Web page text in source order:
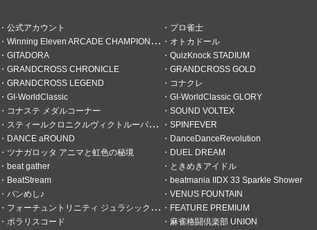
ぞ。怖くないよ
ゲ。
公式アカウント
プロ雀士
Winning Eleven ARCADE CHAMPIONSHIP
オトカドール
GITADORA
QuizKnock STADIUM
GRANDCROSS CHRONICLE
GRANDCROSS GOLD
GRANDCROSS LEGEND
コナクレ
GI-WorldClassic
GI-WorldClassic GLORY
コナステ メダルコーナー
SOUND VOLTEX
スティールクロニクルヴィクトルーパーズ
SPINFEVER
DANCE aROUND
DanceDanceRevolution
ツナガロッタ アニマと虹色の秘境
DUEL DREAM
beat gather
ときめきアイドル
BeatStream
beatmania IIDX 33 Sparkle Shower
バンめし♪
VENUS FOUNTAIN
フォーチュントリニティ ジュラシックトレジャー
FEATURE PREMIUM
ポラリスコード
麻雀格闘倶楽部 UNION